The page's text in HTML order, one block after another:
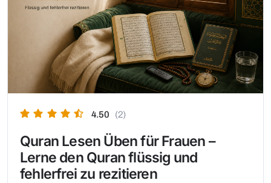
4.50 (2)
Quran Lesen Üben für Frauen –
Lerne den Quran flüssig und
fehlerfrei zu rezitieren